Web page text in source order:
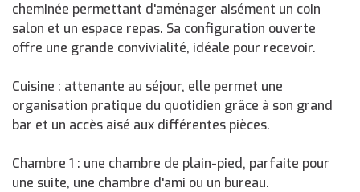
cheminée permettant d'aménager aisément un coin
salon et un espace repas. Sa configuration ouverte
offre une grande convivialité, idéale pour recevoir.
Cuisine : attenante au séjour, elle permet une
organisation pratique du quotidien grâce à son grand
bar et un accès aisé aux différentes pièces.
Chambre 1 : une chambre de plain-pied, parfaite pour
une suite, une chambre d'ami ou un bureau.